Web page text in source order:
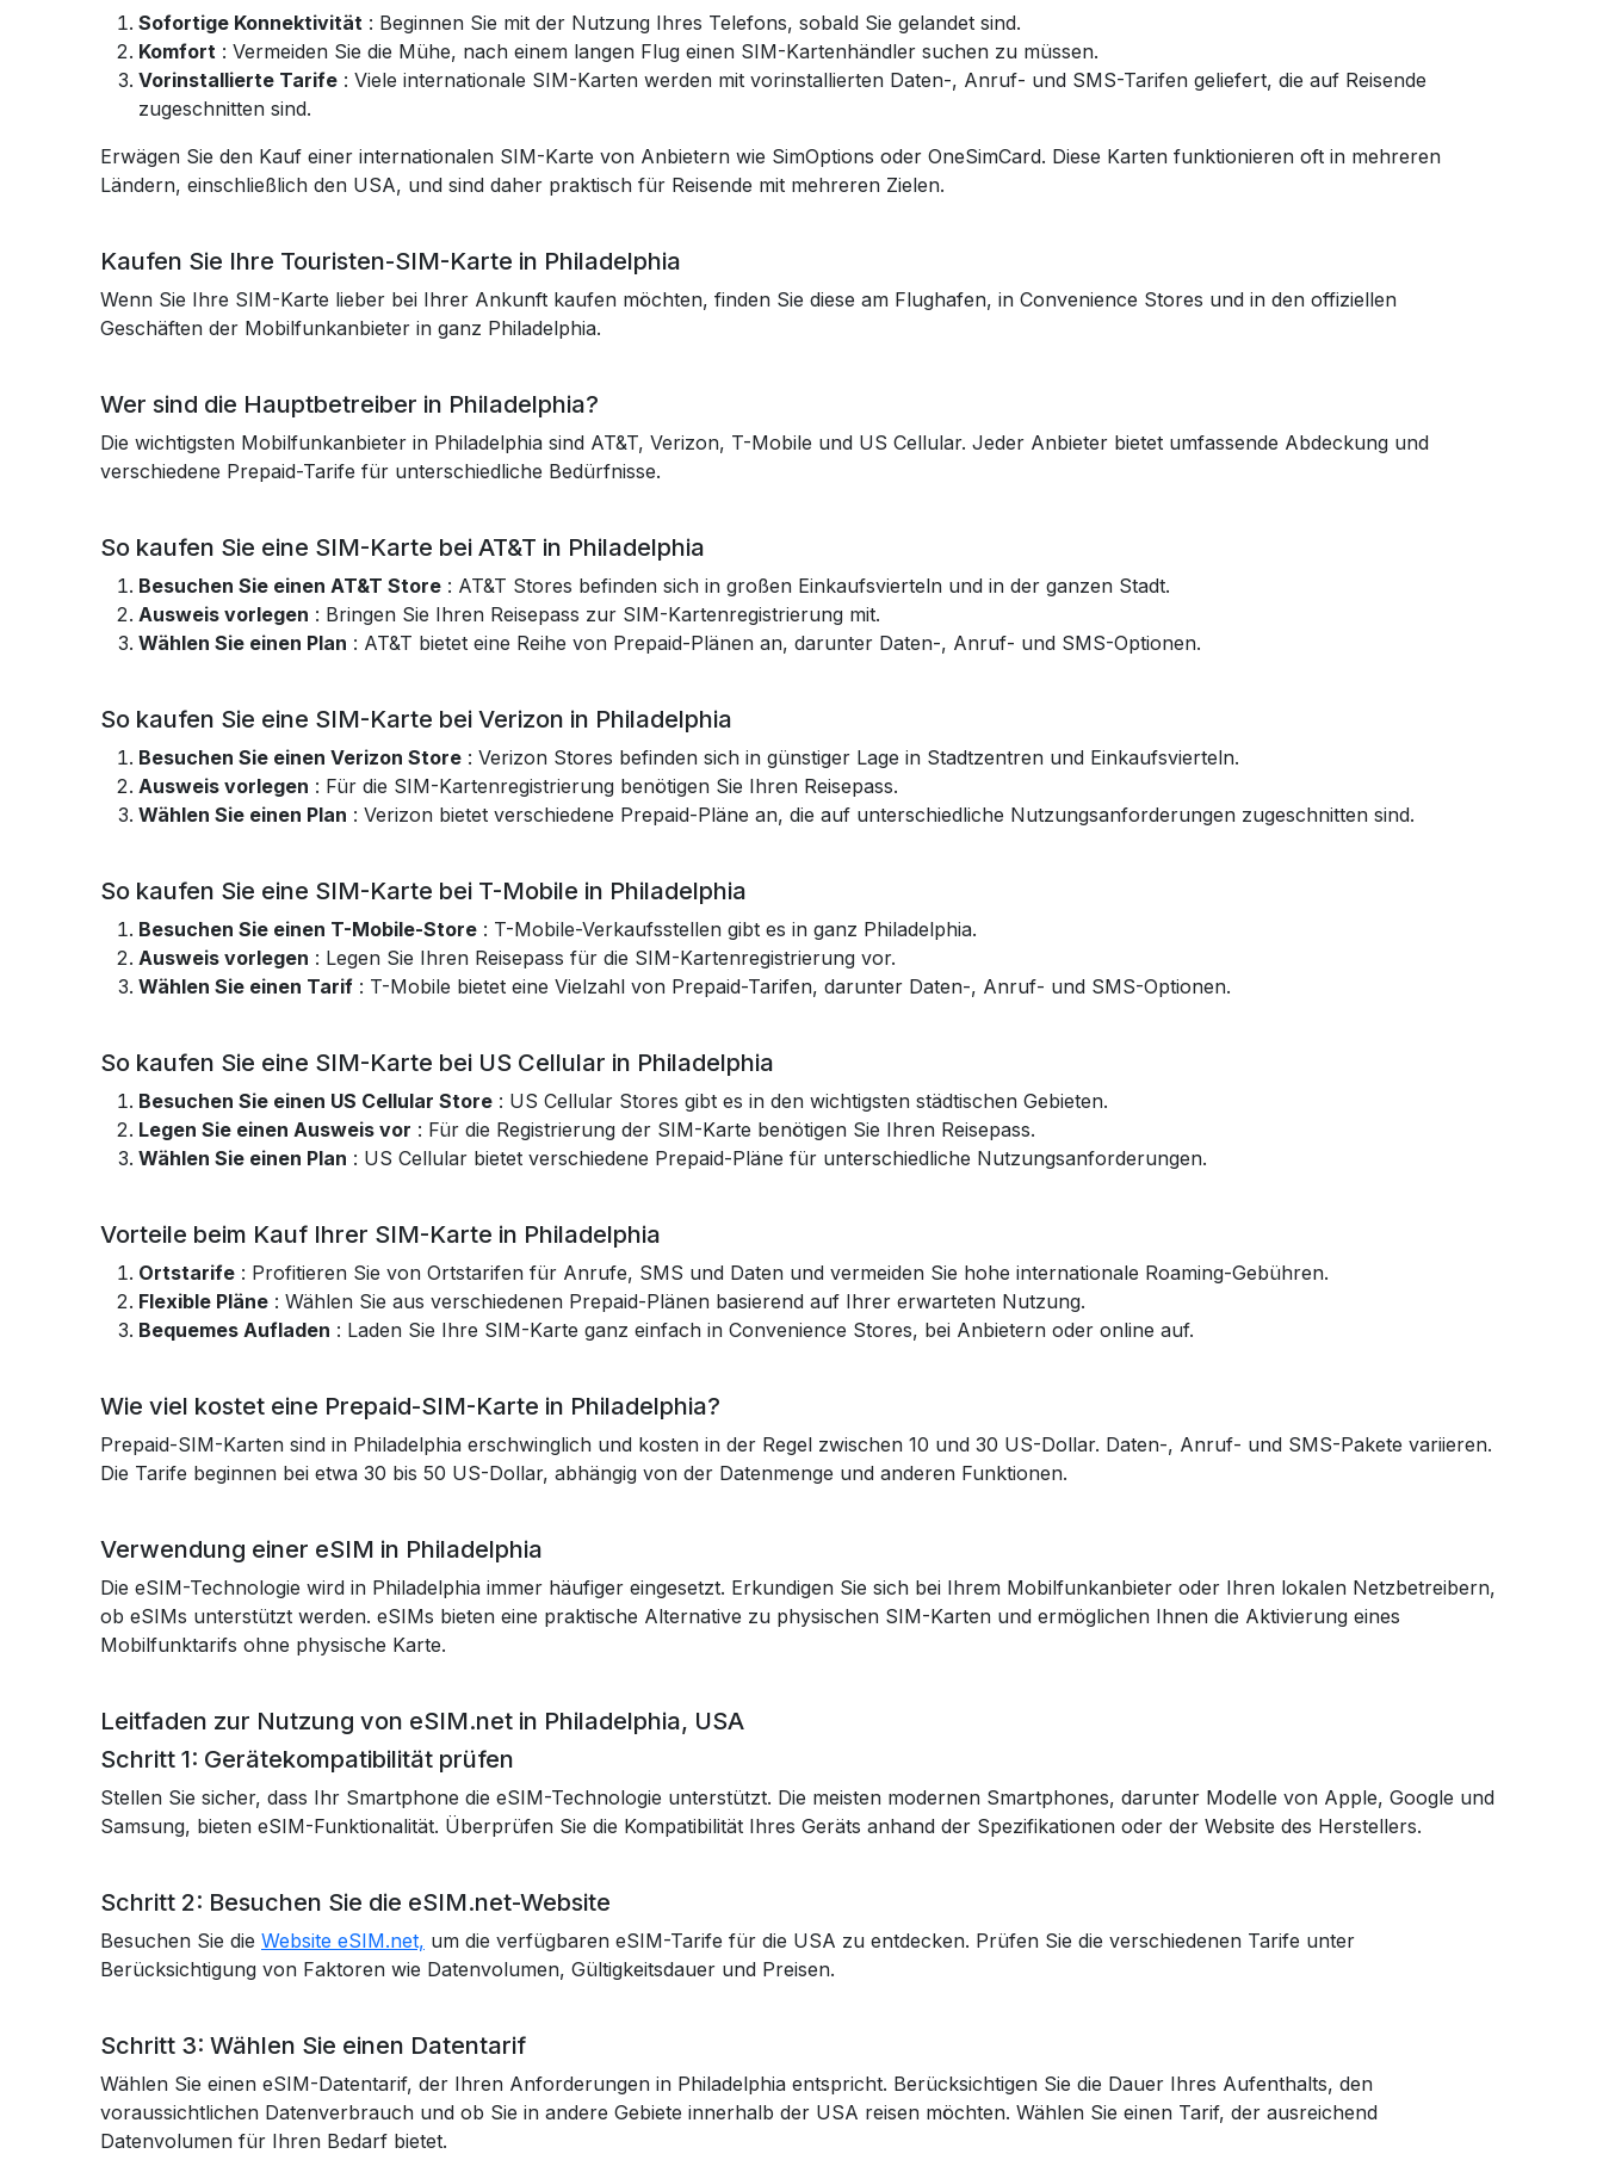
Sofortige Konnektivität : Beginnen Sie mit der Nutzung Ihres Telefons, sobald Sie gelandet sind.
Komfort : Vermeiden Sie die Mühe, nach einem langen Flug einen SIM-Kartenhändler suchen zu müssen.
Vorinstallierte Tarife : Viele internationale SIM-Karten werden mit vorinstallierten Daten-, Anruf- und SMS-Tarifen geliefert, die auf Reisende
zugeschnitten sind.
Erwägen Sie den Kauf einer internationalen SIM-Karte von Anbietern wie SimOptions oder OneSimCard. Diese Karten funktionieren oft in mehreren
Ländern, einschließlich den USA, und sind daher praktisch für Reisende mit mehreren Zielen.
Kaufen Sie Ihre Touristen-SIM-Karte in Philadelphia
Wenn Sie Ihre SIM-Karte lieber bei Ihrer Ankunft kaufen möchten, finden Sie diese am Flughafen, in Convenience Stores und in den offiziellen
Geschäften der Mobilfunkanbieter in ganz Philadelphia.
Wer sind die Hauptbetreiber in Philadelphia?
Die wichtigsten Mobilfunkanbieter in Philadelphia sind AT&T, Verizon, T-Mobile und US Cellular. Jeder Anbieter bietet umfassende Abdeckung und
verschiedene Prepaid-Tarife für unterschiedliche Bedürfnisse.
So kaufen Sie eine SIM-Karte bei AT&T in Philadelphia
Besuchen Sie einen AT&T Store : AT&T Stores befinden sich in großen Einkaufsvierteln und in der ganzen Stadt.
Ausweis vorlegen : Bringen Sie Ihren Reisepass zur SIM-Kartenregistrierung mit.
Wählen Sie einen Plan : AT&T bietet eine Reihe von Prepaid-Plänen an, darunter Daten-, Anruf- und SMS-Optionen.
So kaufen Sie eine SIM-Karte bei Verizon in Philadelphia
Besuchen Sie einen Verizon Store : Verizon Stores befinden sich in günstiger Lage in Stadtzentren und Einkaufsvierteln.
Ausweis vorlegen : Für die SIM-Kartenregistrierung benötigen Sie Ihren Reisepass.
Wählen Sie einen Plan : Verizon bietet verschiedene Prepaid-Pläne an, die auf unterschiedliche Nutzungsanforderungen zugeschnitten sind.
So kaufen Sie eine SIM-Karte bei T-Mobile in Philadelphia
Besuchen Sie einen T-Mobile-Store : T-Mobile-Verkaufsstellen gibt es in ganz Philadelphia.
Ausweis vorlegen : Legen Sie Ihren Reisepass für die SIM-Kartenregistrierung vor.
Wählen Sie einen Tarif : T-Mobile bietet eine Vielzahl von Prepaid-Tarifen, darunter Daten-, Anruf- und SMS-Optionen.
So kaufen Sie eine SIM-Karte bei US Cellular in Philadelphia
Besuchen Sie einen US Cellular Store : US Cellular Stores gibt es in den wichtigsten städtischen Gebieten.
Legen Sie einen Ausweis vor : Für die Registrierung der SIM-Karte benötigen Sie Ihren Reisepass.
Wählen Sie einen Plan : US Cellular bietet verschiedene Prepaid-Pläne für unterschiedliche Nutzungsanforderungen.
Vorteile beim Kauf Ihrer SIM-Karte in Philadelphia
Ortstarife : Profitieren Sie von Ortstarifen für Anrufe, SMS und Daten und vermeiden Sie hohe internationale Roaming-Gebühren.
Flexible Pläne : Wählen Sie aus verschiedenen Prepaid-Plänen basierend auf Ihrer erwarteten Nutzung.
Bequemes Aufladen : Laden Sie Ihre SIM-Karte ganz einfach in Convenience Stores, bei Anbietern oder online auf.
Wie viel kostet eine Prepaid-SIM-Karte in Philadelphia?
Prepaid-SIM-Karten sind in Philadelphia erschwinglich und kosten in der Regel zwischen 10 und 30 US-Dollar. Daten-, Anruf- und SMS-Pakete variieren.
Die Tarife beginnen bei etwa 30 bis 50 US-Dollar, abhängig von der Datenmenge und anderen Funktionen.
Verwendung einer eSIM in Philadelphia
Die eSIM-Technologie wird in Philadelphia immer häufiger eingesetzt. Erkundigen Sie sich bei Ihrem Mobilfunkanbieter oder Ihren lokalen Netzbetreibern,
ob eSIMs unterstützt werden. eSIMs bieten eine praktische Alternative zu physischen SIM-Karten und ermöglichen Ihnen die Aktivierung eines
Mobilfunktarifs ohne physische Karte.
Leitfaden zur Nutzung von eSIM.net in Philadelphia, USA
Schritt 1: Gerätekompatibilität prüfen
Stellen Sie sicher, dass Ihr Smartphone die eSIM-Technologie unterstützt. Die meisten modernen Smartphones, darunter Modelle von Apple, Google und
Samsung, bieten eSIM-Funktionalität. Überprüfen Sie die Kompatibilität Ihres Geräts anhand der Spezifikationen oder der Website des Herstellers.
Schritt 2: Besuchen Sie die eSIM.net-Website
Besuchen Sie die Website eSIM.net, um die verfügbaren eSIM-Tarife für die USA zu entdecken. Prüfen Sie die verschiedenen Tarife unter
Berücksichtigung von Faktoren wie Datenvolumen, Gültigkeitsdauer und Preisen.
Schritt 3: Wählen Sie einen Datentarif
Wählen Sie einen eSIM-Datentarif, der Ihren Anforderungen in Philadelphia entspricht. Berücksichtigen Sie die Dauer Ihres Aufenthalts, den
voraussichtlichen Datenverbrauch und ob Sie in andere Gebiete innerhalb der USA reisen möchten. Wählen Sie einen Tarif, der ausreichend
Datenvolumen für Ihren Bedarf bietet.